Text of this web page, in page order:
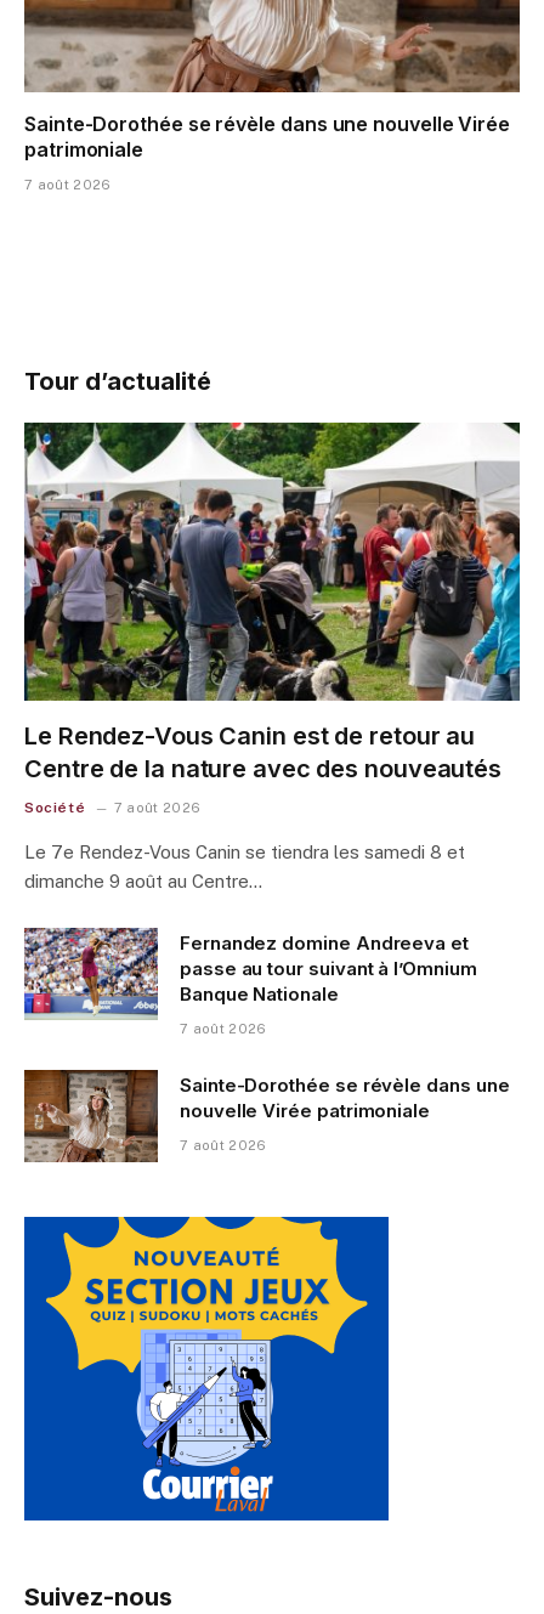
Sainte-Dorothée se révèle dans une nouvelle Virée
patrimoniale
7 août 2026
Tour d’actualité
Le Rendez-Vous Canin est de retour au
Centre de la nature avec des nouveautés
Société 7 août 2026
Le 7e Rendez-Vous Canin se tiendra les samedi 8 et
dimanche 9 août au Centre…
Fernandez domine Andreeva et
passe au tour suivant à l’Omnium
Banque Nationale
7 août 2026
Sainte-Dorothée se révèle dans une
nouvelle Virée patrimoniale
7 août 2026
Suivez-nous